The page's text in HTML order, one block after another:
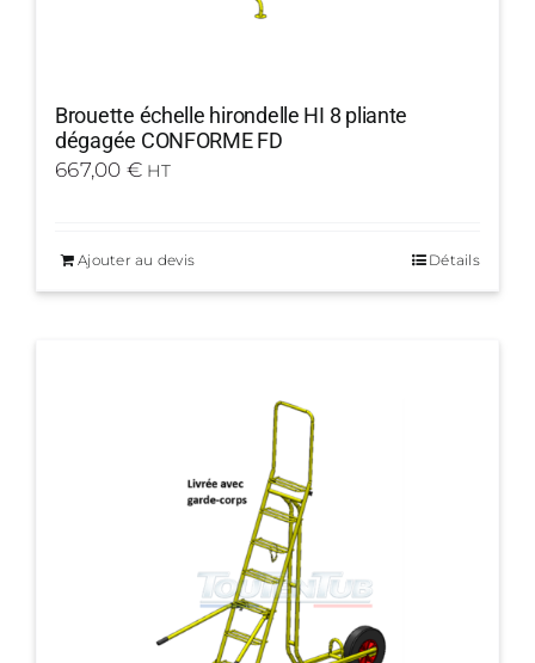
Brouette échelle hirondelle HI 8 pliante
dégagée CONFORME FD
667,00 € HT
Ajouter au devis Détails